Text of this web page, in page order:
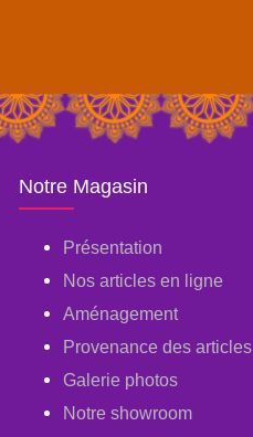
Notre Magasin
Présentation
Nos articles en ligne
Aménagement
Provenance des articles
Galerie photos
Notre showroom